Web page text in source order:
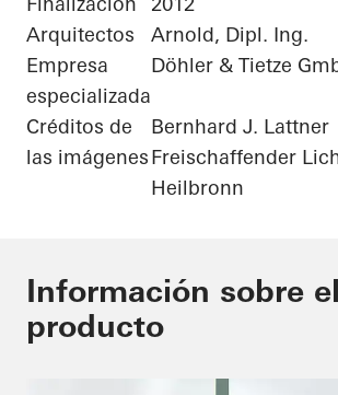
Arquitectos
Arnold, Dipl. Ing.
Empresa
especializada
Döhler & Tietze
Créditos de
las imágenes
Bernhard J. Lattner
Freischaffender
Heilbronn
Información sobre el
producto